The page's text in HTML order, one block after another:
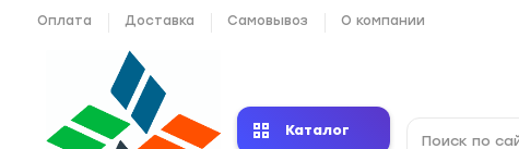
Оплата Доставка Самовывоз О компании
Каталог